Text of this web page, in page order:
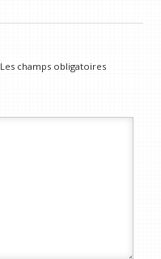
Les champs obligatoires